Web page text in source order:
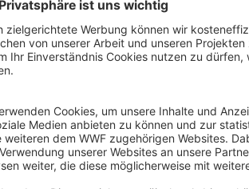
Erhalt der Jaguar-Population sind
zum Teil liegen. „Angehörige
Kamerafallen und GPS-Geräten
für besseren Schutz